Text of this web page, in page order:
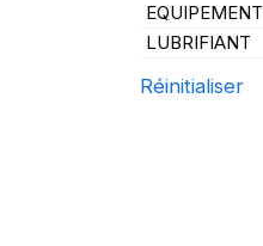
EQUIPEMENT
LUBRIFIANT
Réinitialiser